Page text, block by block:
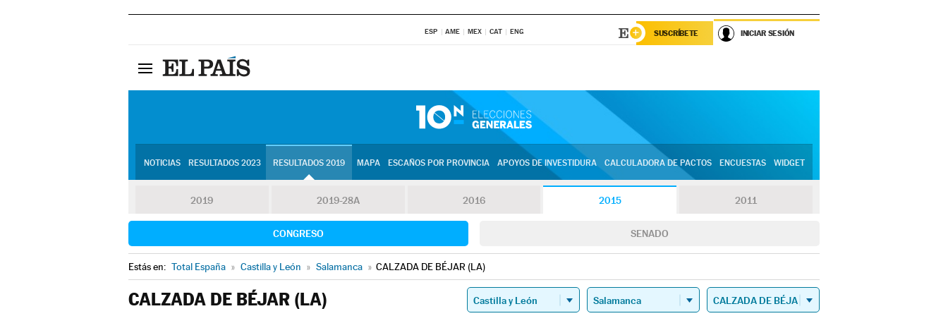
ESP AME MEX CAT ENG SUSCRÍBETE INICIAR SESIÓN
NOTICIAS RESULTADOS 2023 RESULTADOS 2019 MAPA ESCAÑOS POR PROVINCIA APOYOS DE INVESTIDURA CALCULADORA DE PACTOS ENCUESTAS WIDGET
2019 2019-28A 2016 2015 2011
CONGRESO SENADO
Estás en: Total España » Castilla y León » Salamanca » CALZADA DE BÉJAR (LA)
CALZADA DE BÉJAR (LA)